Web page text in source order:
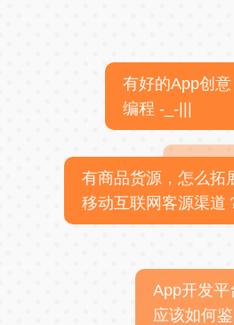
有好的App创
编程 -_-|||
有商品货源，怎么拓
移动互联网客源渠道
App开发平
应该如何鉴